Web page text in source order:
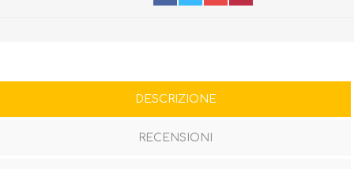
DESCRIZIONE
RECENSIONI